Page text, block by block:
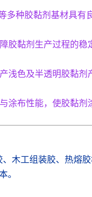
多种胶黏剂基材具
胶黏剂生产过程的
浅色及半透明胶黏
布性能，使胶黏剂
木工组装胶、热熔
。